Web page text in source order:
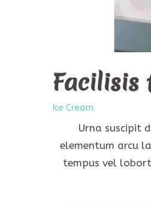
Ice Cream
Urna suscipit
elementum arcu
tempus vel